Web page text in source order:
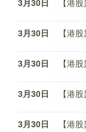
3月30日 【港
3月30日 【港
3月30日 【港
3月30日 【港
3月30日 【港